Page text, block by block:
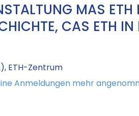
MAS ETH
CAS ETH IN
ETH-Zentrum
Anmeldungen mehr